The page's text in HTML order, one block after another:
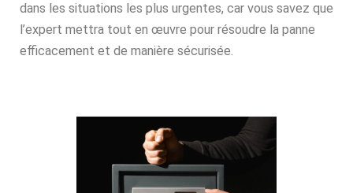
dans les situations les plus urgentes, car vous savez que
l’expert mettra tout en œuvre pour résoudre la panne
efficacement et de manière sécurisée.